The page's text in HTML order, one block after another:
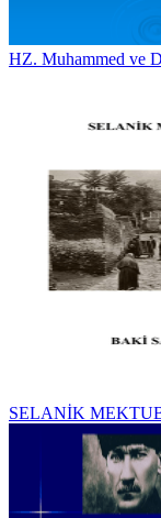
HZ. Muhammed ve
SELANİK